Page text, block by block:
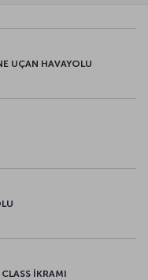
UÇAN HAVAYOLU
İKRAMI